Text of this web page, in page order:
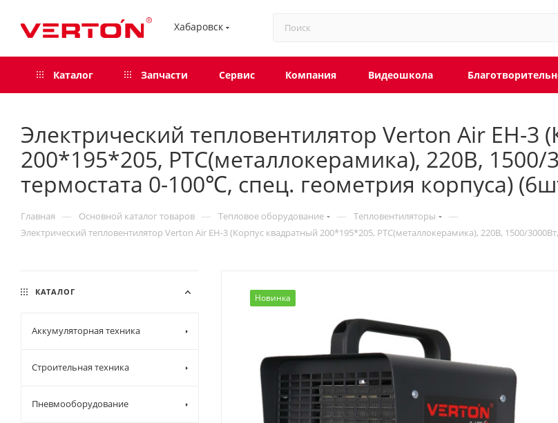
Хабаровск
Каталог Запчасти Сервис Компания Видеошкола
Электрический тепловентилятор Verton Air EH-3
200*195*205, РТС(металлокерамика), 220В, 1500/
термостата 0-100℃, спец. геометрия корпуса)
Главная — Основной каталог товаров — Тепловое оборудование — Тепловентиляторы —
Электрический тепловентилятор Verton Air EH-3 (Корпус квадратный 200*195*205, РТС(металлокерамика), 220В, 1500/
Новинка
КАТАЛОГ
Аккумуляторная техника
Строительная техника
Пневмооборудование